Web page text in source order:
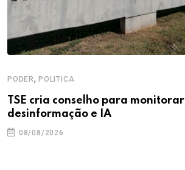
PODER, POLITICA
TSE cria conselho para monitorar
desinformação e IA
08/08/2026